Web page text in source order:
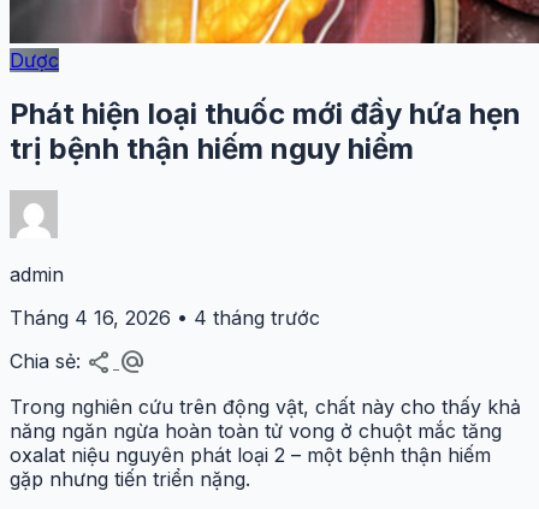
Dược
Phát hiện loại thuốc mới đầy hứa hẹn
trị bệnh thận hiếm nguy hiểm
admin
Tháng 4 16, 2026 • 4 tháng trước
Chia sẻ: share alternate_email
Trong nghiên cứu trên động vật, chất này cho thấy khả
năng ngăn ngừa hoàn toàn tử vong ở chuột mắc tăng
oxalat niệu nguyên phát loại 2 – một bệnh thận hiếm
gặp nhưng tiến triển nặng.